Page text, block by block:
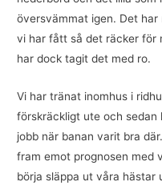
översvämmat igen. Det har
vi har fått så det räcker för
har dock tagit det med ro.
Vi har tränat inomhus i
förskräckligt ute och
jobb när banan varit bra
fram emot prognosen med
börja släppa ut våra hästar